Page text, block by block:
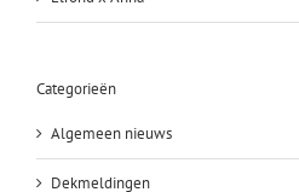
Categorieën
Algemeen nieuws
Dekmeldingen